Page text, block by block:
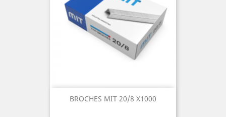
BROCHES MIT 20/8 X1000